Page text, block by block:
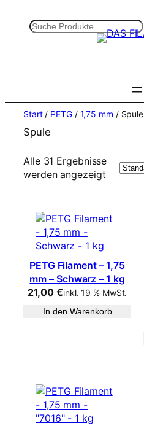
S
Start/ PETG/ 1,75 mm / Spule
Spule
Alle 31 Ergebnisse
werden angezeigt
PETG Filament – 1,75
mm – Schwarz – 1 kg
21,00€inkl. 19 % MwSt.
In den Warenkorb